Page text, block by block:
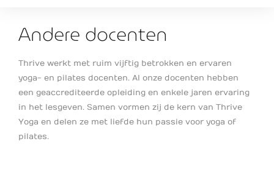
Andere docenten
Thrive werkt met ruim vijftig betrokken en ervaren
yoga- en pilates docenten. Al onze docenten hebben
een geaccrediteerde opleiding en enkele jaren ervaring
in het lesgeven. Samen vormen zij de kern van Thrive
Yoga en delen ze met liefde hun passie voor yoga of
pilates.